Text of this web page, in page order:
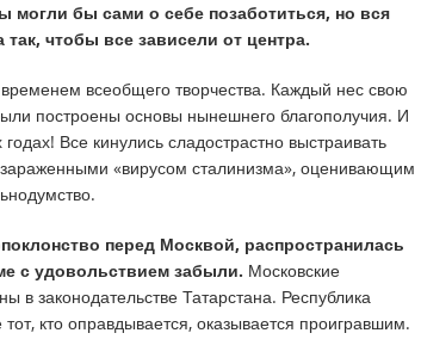
могли бы сами о себе позаботиться, но вся
так, чтобы все зависели от центра.
всеобщего творчества. Каждый нес свою
построены основы нынешнего благополучия. И
Все кинулись сладострастно выстраивать
зараженными «вирусом сталинизма», оценивающим
перед Москвой, распространилась
с удовольствием забыли. Московские
в законодательстве Татарстана. Республика
кто оправдывается, оказывается проигравшим.